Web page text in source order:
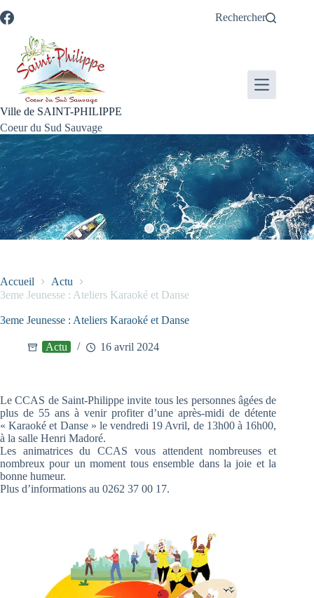
au
au
à
recherche
au
Rechercher
Ville de SAINT-PHILIPPE
Coeur du Sud Sauvage
Accueil
Actu
3eme Jeunesse : Ateliers Karaoké et Danse
3eme Jeunesse : Ateliers Karaoké et Danse
Actu 16 avril 2024
Le CCAS de Saint-Philippe invite tous les personnes âgées de
plus de 55 ans à venir profiter d’une après-midi de détente
« Karaoké et Danse » le vendredi 19 Avril, de 13h00 à 16h00,
à la salle Henri Madoré.
Les animatrices du CCAS vous attendent nombreuses et
nombreux pour un moment tous ensemble dans la joie et la
bonne humeur.
Plus d’informations au 0262 37 00 17.